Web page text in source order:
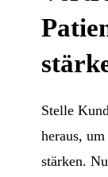
Stelle
heraus,
stärken.